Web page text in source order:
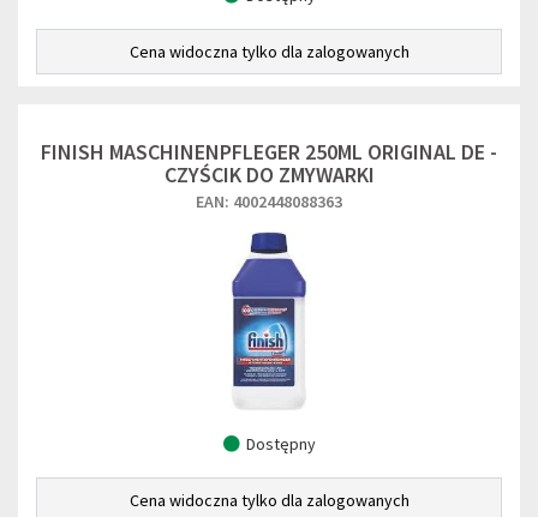
Cena widoczna tylko dla zalogowanych
FINISH MASCHINENPFLEGER 250ML ORIGINAL DE -
CZYŚCIK DO ZMYWARKI
EAN: 4002448088363
Dostępny
Cena widoczna tylko dla zalogowanych